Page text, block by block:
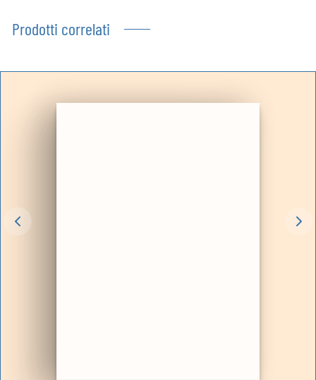
Prodotti correlati